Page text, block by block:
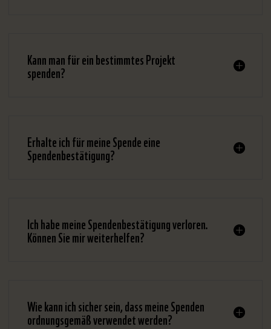
Kann man für ein bestimmtes Projekt
spenden?
Erhalte ich für meine Spende eine
Spendenbestätigung?
Ich habe meine Spendenbestätigung verloren.
Können Sie mir weiterhelfen?
Wie kann ich sicher sein, dass meine Spenden
ordnungsgemäß verwendet werden?